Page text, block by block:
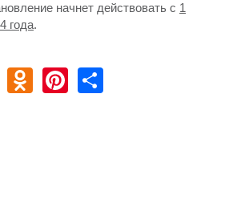
начнет действовать с 1
года.
VK Odnoklassniki
Pinterest